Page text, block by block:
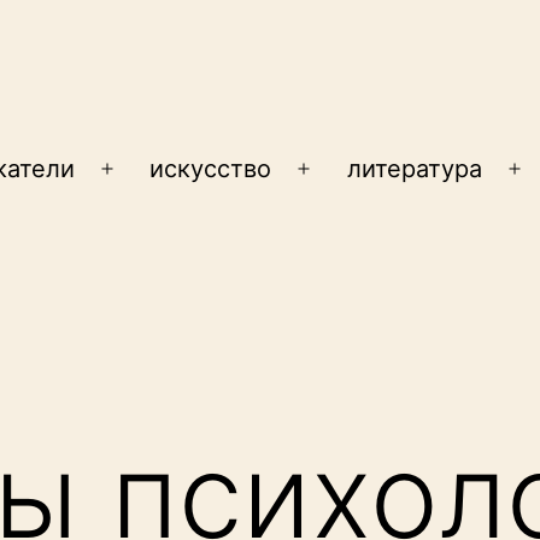
Открытьискусство
Открытьлитература